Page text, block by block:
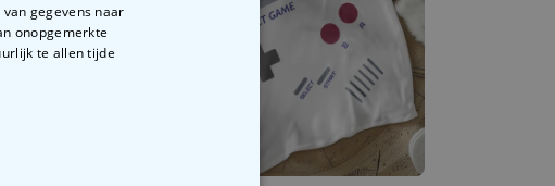
gegevens naar
onopgemerkte
te allen tijde